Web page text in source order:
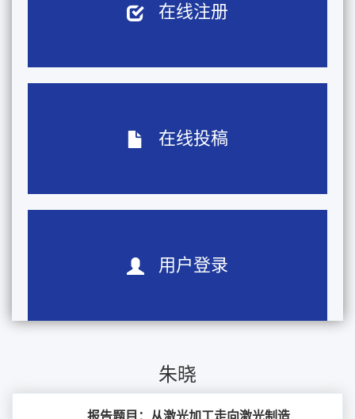
在线注册
在线投稿
用户登录
朱晓
报告题目：从激光加工走向激光制造